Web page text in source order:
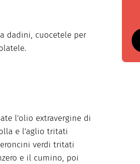
dadini, cuocetele per
l'olio extravergine di
e l'aglio tritati
verdi tritati
e il cumino, poi